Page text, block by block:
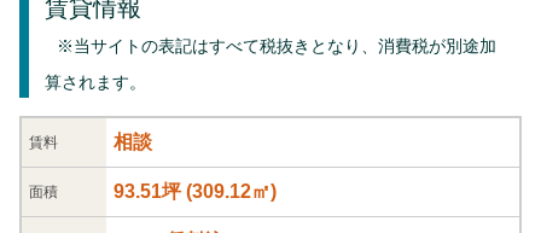
賃貸情報
※当サイトの表記はすべて税抜きとなり、消費税が別途加
算されます。
賃料 相談
面積 93.51坪(309.12㎡)